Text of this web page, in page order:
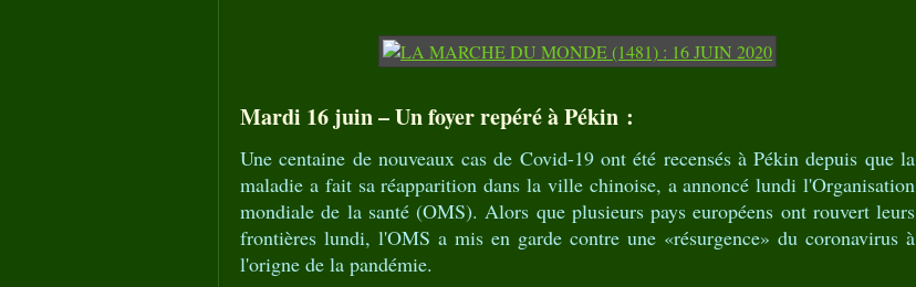
Mardi 16 juin – Un foyer repéré à Pékin :
Une centaine de nouveaux cas de Covid-19 ont été recensés à Pékin depuis que la
maladie a fait sa réapparition dans la ville chinoise, a annoncé lundi l'Organisation
mondiale de la santé (OMS). Alors que plusieurs pays européens ont rouvert leurs
frontières lundi, l'OMS a mis en garde contre une «résurgence» du coronavirus à
l'origne de la pandémie.